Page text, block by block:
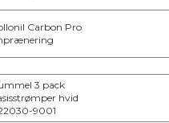
Carbon Pro
3 pack
hvid
9001